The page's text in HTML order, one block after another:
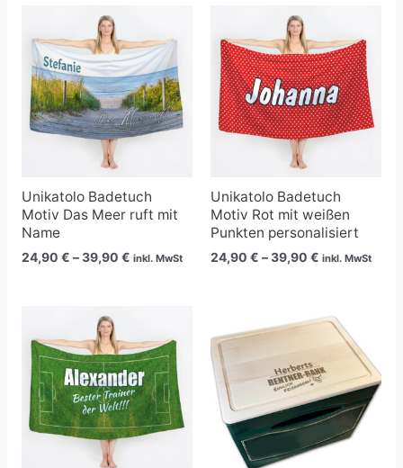
Unikatolo Badetuch
Motiv Das Meer ruft mit
Name
24,90 € –39,90 €
bis
39,90 €
inkl. MwSt
Unikatolo Badetuch
Motiv Rot mit weißen
Punkten personalisiert
24,90 € –39,90 €
bis
39,90 €
inkl. MwSt
bis
39,90 €